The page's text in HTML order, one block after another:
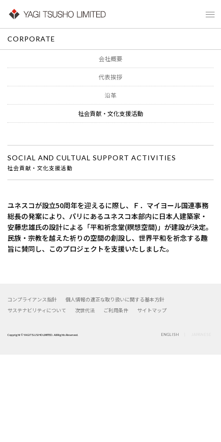
CORPORATE
会社概要
代表挨拶
沿革
社会貢献・文化支援活動
SOCIAL AND CULTUAL SUPPORT ACTIVITIES
社会貢献・文化支援活動
ユネスコが設立50周年を迎えるに際し、Ｆ．マイヨール国連事務
総長の発案により、パリにあるユネスコ本部内に日本人建築家・
安藤忠雄氏の設計による「平和祈念堂(瞑想空間)」が建設が決定。
民族・宗教を越えた祈りの空間の創設し、世界平和を祈念する趣
旨に賛同し、このプロジェクトを支援いたしました。
コンプライアンス指針
個人情報の適正な取り扱いに関する基本方針
サステナビリティについて
次世代法 ご利用条件 サイトマップ
Copyright © YAGI TSUSHO LIMITED. All Rights Reserved. ENGLISH